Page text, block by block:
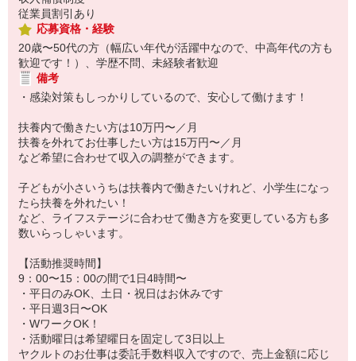
従業員割引あり
応募資格・経験
20歳〜50代の方（幅広い年代が活躍中なので、中高年代の方も
歓迎です！）、学歴不問、未経験者歓迎
備考
・感染対策もしっかりしているので、安心して働けます！
扶養内で働きたい方は10万円〜／月
扶養を外れてお仕事したい方は15万円〜／月
など希望に合わせて収入の調整ができます。
子どもが小さいうちは扶養内で働きたいけれど、小学生になっ
たら扶養を外れたい！
など、ライフステージに合わせて働き方を変更している方も多
数いらっしゃいます。
【活動推奨時間】
9：00〜15：00の間で1日4時間〜
・平日のみOK、土日・祝日はお休みです
・平日週3日〜OK
・WワークOK！
・活動曜日は希望曜日を固定して3日以上
ヤクルトのお仕事は委託手数料収入ですので、売上金額に応じ